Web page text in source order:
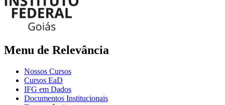
Menu de Relevância
Nossos Cursos
Cursos EaD
IFG em Dados
Documentos Institucionais